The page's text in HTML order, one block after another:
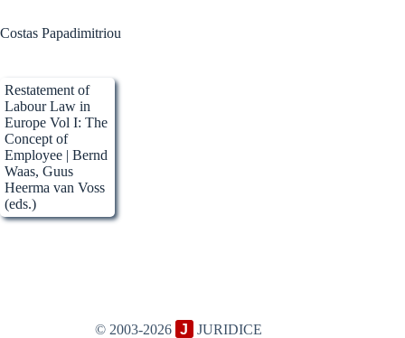
Costas Papadimitriou
Restatement of
Labour Law in
Europe Vol I: The
Concept of
Employee | Bernd
Waas, Guus
Heerma van Voss
(eds.)
© 2003-2026 J
JURIDICE